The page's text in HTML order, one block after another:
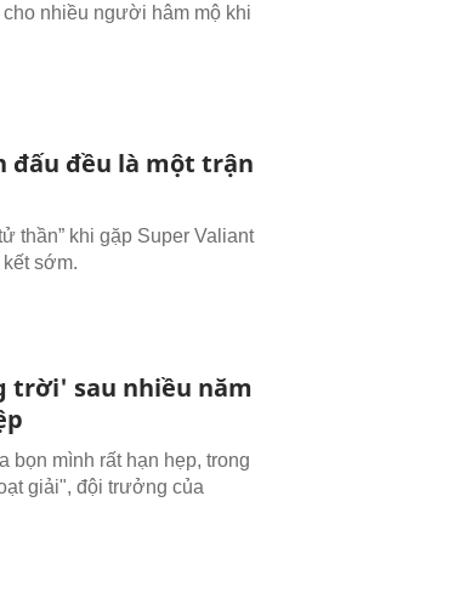
nhiều người hâm mộ khi
đấu đều là một trận
thần” khi gặp Super Valiant
sớm.
trời' sau nhiều năm
bọn mình rất hạn hẹp, trong
giải", đội trưởng của